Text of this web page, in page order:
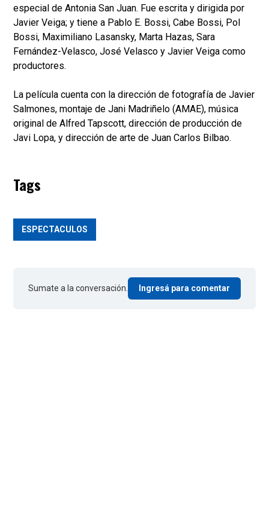
especial de Antonia San Juan. Fue escrita y dirigida por
Javier Veiga; y tiene a Pablo E. Bossi, Cabe Bossi, Pol
Bossi, Maximiliano Lasansky, Marta Hazas, Sara
Fernández-Velasco, José Velasco y Javier Veiga como
productores.
La película cuenta con la dirección de fotografía de Javier
Salmones, montaje de Jani Madriñelo (AMAE), música
original de Alfred Tapscott, dirección de producción de
Javi Lopa, y dirección de arte de Juan Carlos Bilbao.
Tags
ESPECTACULOS
Sumate a la conversación. Ingresá para comentar